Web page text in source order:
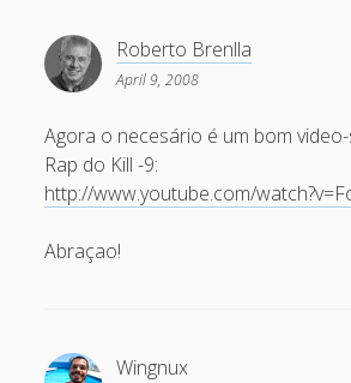
December 2007
October 2007
September 2007
July 2007
May 2007
Roberto Brenlla
April 9, 2008
Agora o necesário é um bom
Rap do Kill -9:
http://www.youtube.com/
Abraçao!
Wingnux